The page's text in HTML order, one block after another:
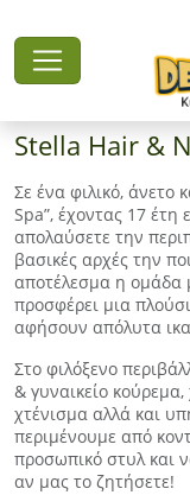
Stella Hair &
Σε ένα φιλικό, άνετο
Spa”, έχοντας 17 έτη
απολαύσετε την
βασικές αρχές την
αποτέλεσμα η ομάδα
προσφέρει μια
αφήσουν απόλυτα
Στο φιλόξενο
& γυναικείο
χτένισμα αλλά και
περιμένουμε από
προσωπικό στυλ και
αν μας το ζητήσετε!